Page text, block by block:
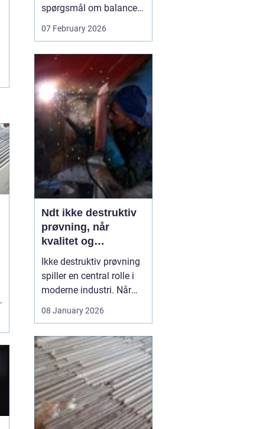
spørgsmål om balance.
På den ene side vil du
gerne bevare husets
unødvendige udgifter. På
den anden side skal
vinduerne være tætte,
ene...
07 February 2026
Ndt ikke destruktiv
prøvning, når
kvalitet og
sikkerhed er
afgørende
Ikke destruktiv prøvning
spiller en central rolle i
moderne industri. Når
udstyr, tanke eller
kontrolleres, skal det ske
uden at ødelægge
emnet. Her kommerN...
08 January 2026